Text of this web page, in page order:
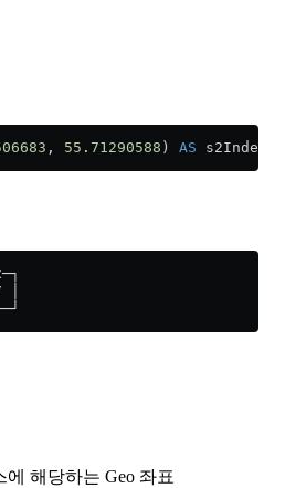
, 55 . 71290588 ) AS s2Index;
│
에 해당하는 Geo 좌표